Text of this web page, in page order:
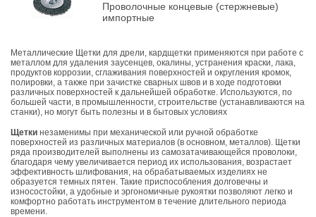
Проволочные концевые (стержневые)
импортные
Металлические Щетки для дрели, кардщетки применяются при работе с
металлом для удаления заусенцев, окалины, устранения краски, лака,
продуктов коррозии, сглаживания поверхностей и округления кромок,
полировки, а также при зачистке сварных швов и в ходе подготовки
различных поверхностей к дальнейшей обработке. Используются, по
большей части, в промышленности, строительстве (устанавливаются на
станки), но могут быть полезны и в бытовых условиях
Щетки незаменимы при механической или ручной обработке
поверхностей из различных материалов (в основном, металлов). Щетки
ряда производителей выполнены из самозатачивающейся проволоки,
благодаря чему увеличивается период их использования, возрастает
эффективность шлифования, на обрабатываемых изделиях не
образуется темных пятен. Такие приспособления долговечны и
износостойки, а удобные и эргономичные рукоятки позволяют легко и
комфортно работать инструментом в течение длительного периода
времени.